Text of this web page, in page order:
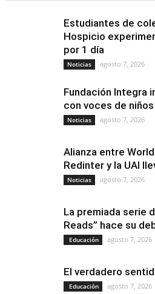
Estudiantes de
Hospicio
por 1 día
Noticias agosto 7, 2026
Fundación Integra
con voces de niños
Noticias agosto 7, 2026
Alianza entre
Redinter y la UAI
Noticias agosto 7, 2026
La premiada serie
Reads” hace su
Educación agosto 7, 2026
El verdadero
Educación agosto 7, 2026